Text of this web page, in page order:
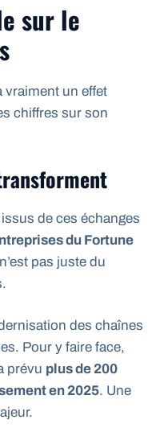
sur le
vraiment un effet
chiffres sur son
de ces échanges
du Fortune
pas juste du
des chaînes
Pour y faire face,
prévu plus de 200
en 2025. Une